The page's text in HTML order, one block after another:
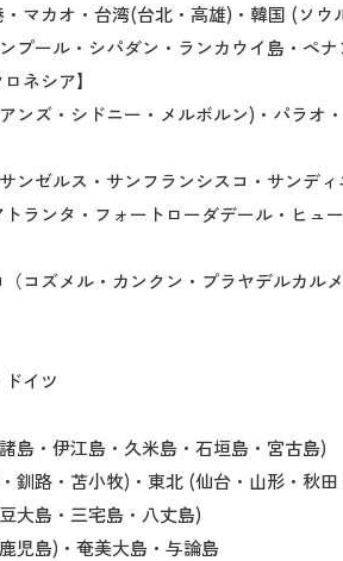
マカオ・台湾(台北・高雄)・韓国 (ソ
プール・シパダン・ランカウイ島・ペナ
ネシア】
ンズ・シドニー・メルボルン)・パラオ
ンゼルス・サンフランシスコ・サンデ
トランタ・フォートローダデール・ヒ
コズメル・カンクン・プラヤデルカル
イツ
島・伊江島・久米島・石垣島・宮古島)
釧路・苫小牧)・東北 (仙台・山形・秋田
大島・三宅島・八丈島)
児島)・奄美大島・与論島